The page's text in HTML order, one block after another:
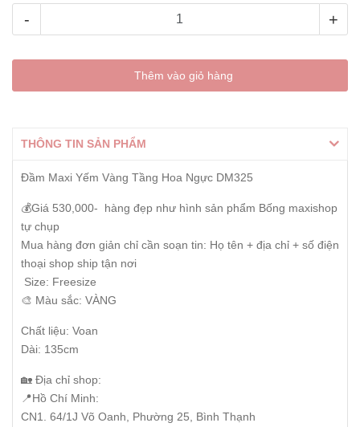
- +
Thêm vào giỏ hàng
THÔNG TIN SẢN PHẨM
Đầm Maxi Yếm Vàng Tầng Hoa Ngực DM325
💰Giá 530,000- hàng đẹp như hình sản phẩm Bống maxishop
tự chụp
Mua hàng đơn giản chỉ cần soạn tin: Họ tên + địa chỉ + số điện
thoại shop ship tận nơi
Size: Freesize
🎨 Màu sắc: VÀNG
Chất liệu: Voan
Dài: 135cm
🏡 Địa chỉ shop:
📍Hồ Chí Minh:
CN1. 64/1J Võ Oanh, Phường 25, Bình Thạnh